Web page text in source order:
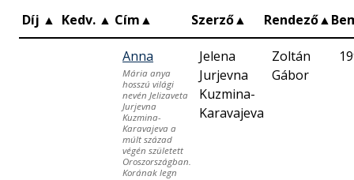
Díj ▲ Kedv. ▲ Cím▲ Szerző▲ Rendező▲
Anna
Mária anya
hosszú világi
nevén Jelizaveta
Jurjevna
Kuzmina-
Karavajeva a
múlt század
végén született
Oroszországban.
Korának legn
Jelena
Jurjevna
Kuzmina-
Karavajeva
Zoltán
Gábor